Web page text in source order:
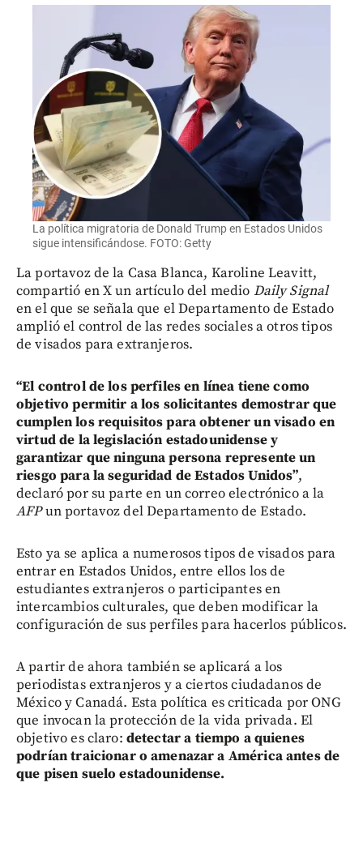
La política migratoria de Donald Trump en Estados Unidos
sigue intensificándose. FOTO: Getty
La portavoz de la Casa Blanca, Karoline Leavitt,
compartió en X un artículo del medio Daily Signal
en el que se señala que el Departamento de Estado
amplió el control de las redes sociales a otros tipos
de visados para extranjeros.
“El control de los perfiles en línea tiene como
objetivo permitir a los solicitantes demostrar que
cumplen los requisitos para obtener un visado en
virtud de la legislación estadounidense y
garantizar que ninguna persona represente un
riesgo para la seguridad de Estados Unidos”,
declaró por su parte en un correo electrónico a la
AFPun portavoz del Departamento de Estado.
Esto ya se aplica a numerosos tipos de visados para
entrar en Estados Unidos, entre ellos los de
estudiantes extranjeros o participantes en
intercambios culturales, que deben modificar la
configuración de sus perfiles para hacerlos públicos.
A partir de ahora también se aplicará a los
periodistas extranjeros y a ciertos ciudadanos de
México y Canadá. Esta política es criticada por ONG
que invocan la protección de la vida privada. El
objetivo es claro: detectar a tiempo a quienes
podrían traicionar o amenazar a América antes de
que pisen suelo estadounidense.